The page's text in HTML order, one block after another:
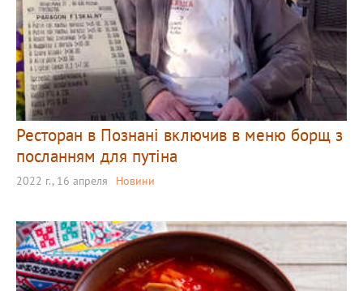
Ресторан в Познані включив в меню борщ з
посланням для путіна
2022 г., 16 апреля Новини